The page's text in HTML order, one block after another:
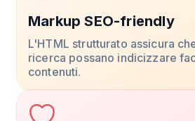
Markup SEO-friendly
L'HTML strutturato assicura
ricerca possano indicizzare
contenuti.